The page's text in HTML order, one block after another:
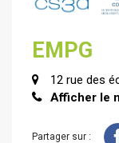
EMPG
12 rue des
Afficher le
Partager sur :